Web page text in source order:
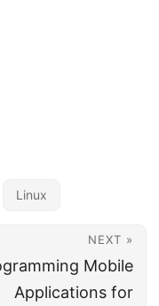
Linux
NEXT »
Mobile
Applications for